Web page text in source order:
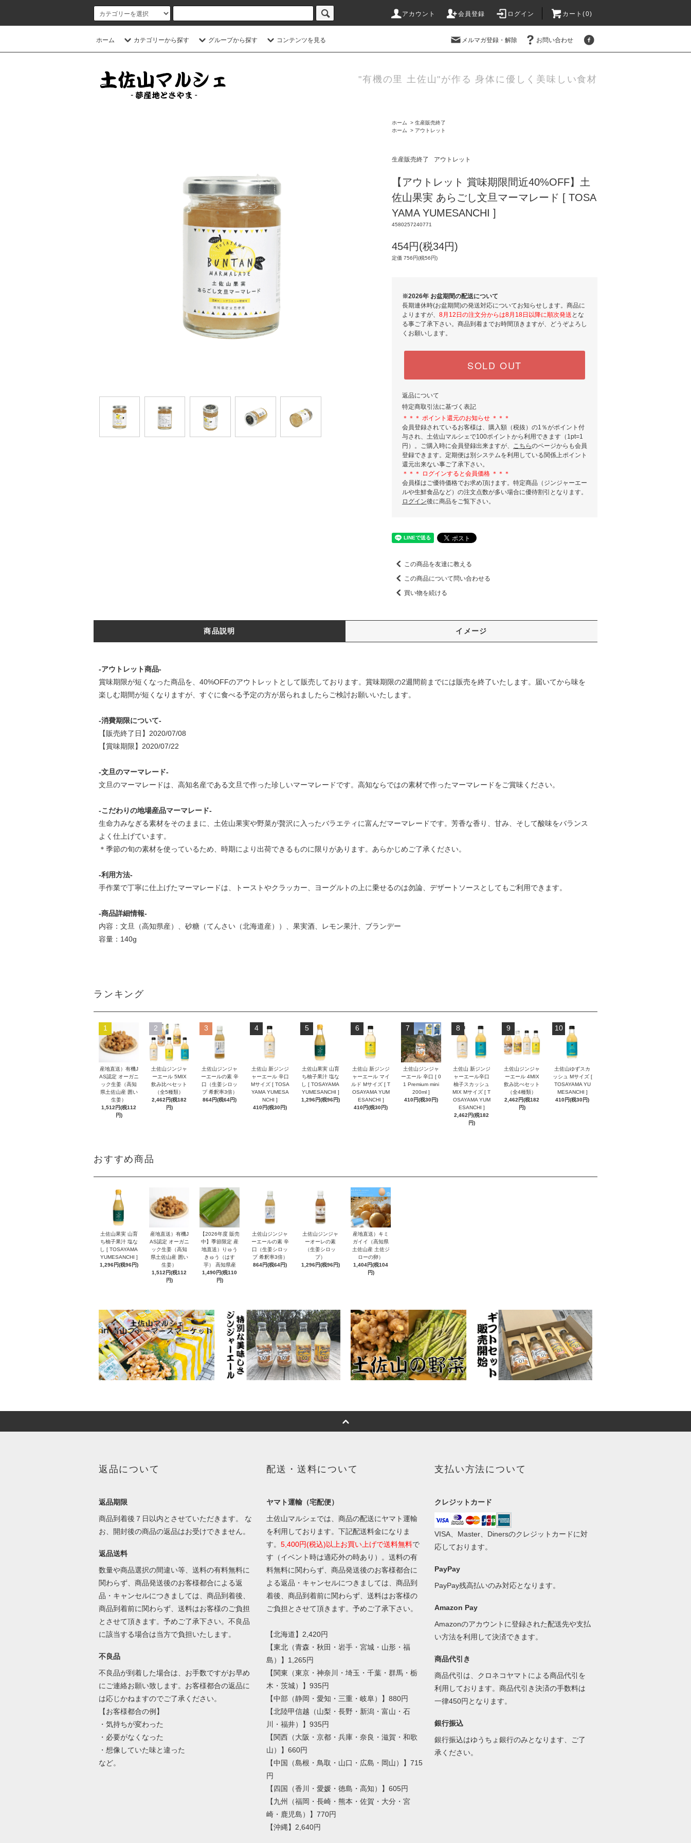
アカウント 会員登録 ログイン カート(0)
ホーム カテゴリーから探す グループから探す コンテンツを見る メルマガ登録・解除 お問い合わせ
"有機の里 土佐山"が作る 身体に優しく美味しい食材
ホーム > 生産販売終了
ホーム
> アウトレット
生産販売終了 アウトレット
【アウトレット 賞味期限間近40%OFF】土
佐山果実 あらごし文旦マーマレード [ TOSA
YAMA YUMESANCHI ]
4580257240771
454円(税34円)
定価 756円(税56円)
※2026年 お盆期間の配送について
長期連休時(お盆期間)の発送対応についてお知らせします。商品に
よりますが、 8月12日の注文分からは8月18日以降に順次発送 とな
る事ご了承下さい。商品到着までお時間頂きますが、どうぞよろし
くお願いします。
SOLD OUT
返品について
特定商取引法に基づく表記
＊＊＊ ポイント還元のお知らせ ＊＊＊
会員登録されているお客様は、購入額（税抜）の1％がポイント付
与され、土佐山マルシェで100ポイントから利用できます（1pt=1
円）。ご購入時に会員登録出来ますが、 こちらのページからも会員
登録できます。定期便は別システムを利用している関係上ポイント
還元出来ない事ご了承下さい。
＊＊＊ ログインすると会員価格 ＊＊＊
会員様はご優待価格でお求め頂けます。特定商品（ジンジャーエー
ルや生鮮食品など）の注文点数が多い場合に優待割引となります。
ログイン後に商品をご覧下さい。
この商品を友達に教える
この商品について問い合わせる
買い物を続ける
商品説明 イメージ
-アウトレット商品-
賞味期限が短くなった商品を、40%OFFのアウトレットとして販売しております。賞味期限の2週間前までには販売を終了いたします。届いてから味を
楽しむ期間が短くなりますが、すぐに食べる予定の方が居られましたらご検討お願いいたします。
-消費期限について-
【販売終了日】2020/07/08
【賞味期限】2020/07/22
-文旦のマーマレード-
文旦のマーマレードは、高知名産である文旦で作った珍しいマーマレードです。高知ならではの素材で作ったマーマレードをご賞味ください。
-こだわりの地場産品マーマレード-
生命力みなぎる素材をそのままに、土佐山果実や野菜が贅沢に入ったバラエティに富んだマーマレードです。芳香な香り、甘み、そして酸味をバランス
よく仕上げています。
＊季節の旬の素材を使っているため、時期により出荷できるものに限りがあります。あらかじめご了承ください。
-利用方法-
手作業で丁寧に仕上げたマーマレードは、トーストやクラッカー、ヨーグルトの上に乗せるのは勿論、デザートソースとしてもご利用できます。
-商品詳細情報-
内容：文旦（高知県産）、砂糖（てんさい（北海道産））、果実酒、レモン果汁、ブランデー
容量：140g
ランキング
1
産地直送）有機J
AS認定 オーガニ
ック生姜（高知
県土佐山産 囲い
生姜）
1,512円(税112
円)
2
土佐山ジンジャ
ーエール 5MIX
飲み比べセット
（全5種類）
2,462円(税182
円)
3
土佐山ジンジャ
ーエールの素 辛
口（生姜シロッ
プ 希釈率3倍）
864円(税64円)
4
土佐山 新ジンジ
ャーエール 辛口
Mサイズ [ TOSA
YAMA YUMESA
NCHI ]
410円(税30円)
5
土佐山果実 山育
ち柚子果汁 塩な
し [ TOSAYAMA
YUMESANCHI ]
1,296円(税96円)
6
土佐山 新ジンジ
ャーエール マイ
ルド Mサイズ [ T
OSAYAMA YUM
ESANCHI ]
410円(税30円)
7
土佐山ジンジャ
ーエール 辛口 [ 0
1 Premium mini
200ml ]
410円(税30円)
8
土佐山 新ジンジ
ャーエール辛口
柚子スカッシュ
MIX Mサイズ [ T
OSAYAMA YUM
ESANCHI ]
2,462円(税182
円)
9
土佐山ジンジャ
ーエール 4MIX
飲み比べセット
（全4種類）
2,462円(税182
円)
10
土佐山ゆずスカ
ッシュ Mサイズ [
TOSAYAMA YU
MESANCHI ]
410円(税30円)
おすすめ商品
土佐山果実 山育
ち柚子果汁 塩な
し [ TOSAYAMA
YUMESANCHI ]
1,296円(税96円)
産地直送）有機J
AS認定 オーガニ
ック生姜（高知
県土佐山産 囲い
生姜）
1,512円(税112
円)
【2026年度 販売
中】季節限定 産
地直送）りゅう
きゅう（はす
芋） 高知県産
1,490円(税110
円)
土佐山ジンジャ
ーエールの素 辛
口（生姜シロッ
プ 希釈率3倍）
864円(税64円)
土佐山ジンジャ
ーオーレの素
（生姜シロッ
プ）
1,296円(税96円)
産地直送）キミ
ガイイ（高知県
土佐山産 土佐ジ
ローの卵）
1,404円(税104
円)
返品について
返品期限
商品到着後７日以内とさせていただきます。 な
お、開封後の商品の返品はお受けできません。
返品送料
数量や商品選択の間違い等、送料の有料無料に
関わらず、商品発送後のお客様都合による返
品・キャンセルにつきましては、商品到着後、
商品到着前に関わらず、送料はお客様のご負担
とさせて頂きます。予めご了承下さい。不良品
に該当する場合は当方で負担いたします。
不良品
不良品が到着した場合は、お手数ですがお早め
にご連絡お願い致します。お客様都合の返品に
は応じかねますのでご了承ください。
【お客様都合の例】
・気持ちが変わった
・必要がなくなった
・想像していた味と違った
など。
配送・送料について
ヤマト運輸（宅配便）
土佐山マルシェでは、商品の配送にヤマト運輸
を利用しております。下記配送料金になりま
す。5,400円(税込)以上お買い上げで送料無料で
す（イベント時は適応外の時あり）。送料の有
料無料に関わらず、商品発送後のお客様都合に
よる返品・キャンセルにつきましては、商品到
着後、商品到着前に関わらず、送料はお客様の
ご負担とさせて頂きます。予めご了承下さい。
【北海道】2,420円
【東北（青森・秋田・岩手・宮城・山形・福
島）】1,265円
【関東（東京・神奈川・埼玉・千葉・群馬・栃
木・茨城）】935円
【中部（静岡・愛知・三重・岐阜）】880円
【北陸甲信越（山梨・長野・新潟・富山・石
川・福井）】935円
【関西（大阪・京都・兵庫・奈良・滋賀・和歌
山）】660円
【中国（島根・鳥取・山口・広島・岡山）】715
円
【四国（香川・愛媛・徳島・高知）】605円
【九州（福岡・長崎・熊本・佐賀・大分・宮
崎・鹿児島）】770円
【沖縄】2,640円
支払い方法について
クレジットカード
VISA、Master、Dinersのクレジットカードに対
応しております。
PayPay
PayPay残高払いのみ対応となります。
Amazon Pay
Amazonのアカウントに登録された配送先や支払
い方法を利用して決済できます。
商品代引き
商品代引は、クロネコヤマトによる商品代引を
利用しております。商品代引き決済の手数料は
一律450円となります。
銀行振込
銀行振込はゆうちょ銀行のみとなります、ご了
承ください。